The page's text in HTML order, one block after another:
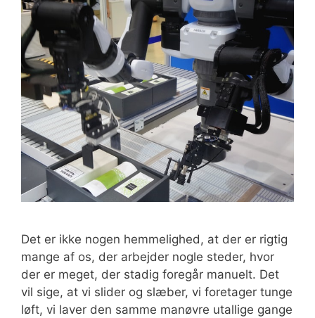
Det er ikke nogen hemmelighed, at der er rigtig
mange af os, der arbejder nogle steder, hvor
der er meget, der stadig foregår manuelt. Det
vil sige, at vi slider og slæber, vi foretager tunge
løft, vi laver den samme manøvre utallige gange